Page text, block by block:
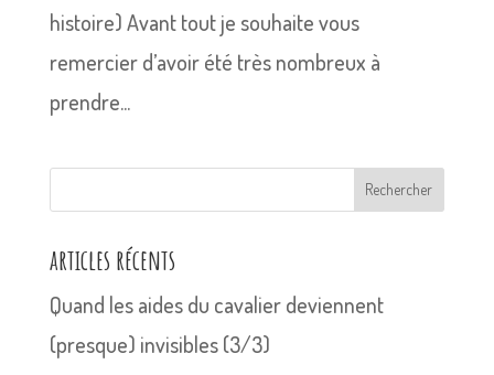
histoire) Avant tout je souhaite vous
remercier d’avoir été très nombreux à
prendre...
Rechercher
articles récents
Quand les aides du cavalier deviennent
(presque) invisibles (3/3)